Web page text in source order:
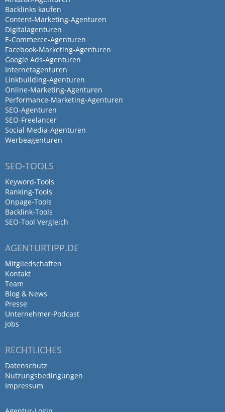
Backlinks kaufen
Content-Marketing-Agenturen
Digitalagenturen
E-Commerce-Agenturen
Facebook-Marketing-Agenturen
Google Ads-Agenturen
Internetagenturen
Linkbuilding-Agenturen
Online-Marketing-Agenturen
Performance-Marketing-Agenturen
SEO-Agenturen
SEO-Freelancer
Social Media-Agenturen
Werbeagenturen
SEO-TOOLS
Keyword-Tools
Ranking-Tools
Onpage-Tools
Backlink-Tools
SEO-Tool Vergleich
AGENTURTIPP.DE
Mitgliedschaften
Kontakt
Team
Blog & News
Presse
Unternehmer-Podcast
Jobs
RECHTLICHES
Datenschutz
Nutzungsbedingungen
Impressum